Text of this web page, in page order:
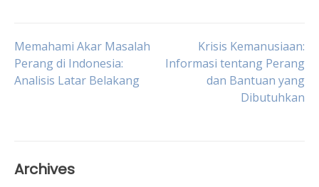
Post
navigation
Memahami Akar Masalah
Perang di Indonesia:
Analisis Latar Belakang
Krisis Kemanusiaan:
Informasi tentang Perang
dan Bantuan yang
Dibutuhkan
Archives